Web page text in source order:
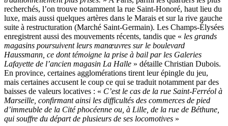
recherchés, l’on trouve notamment la rue Saint-Honoré, haut lieu du
luxe, mais aussi quelques artères dans le Marais et sur la rive gauche
suite à restructuration (Marché Saint-Germain). Les Champs-Élysées
enregistrent aussi des mouvements récents, tandis que « les grands
magasins poursuivent leurs manœuvres sur le boulevard
Haussmann, ce dont témoigne la prise à bail par les Galeries
Lafayette de l’ancien magasin La Halle » détaille Christian Dubois.
En province, certaines agglomérations tirent leur épingle du jeu,
mais certaines accusent le coup ce qui se traduit notamment par des
baisses de valeurs locatives : « C’est le cas de la rue Saint-Ferréol à
Marseille, confirmant ainsi les difficultés des commerces de pied
d’immeuble de la Cité phocéenne ou, à Lille, de la rue de Béthune,
qui souffre du départ de plusieurs de ses locomotives »